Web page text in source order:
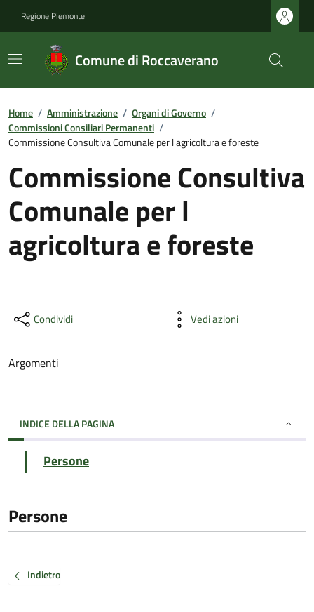
Regione Piemonte
Comune di Roccaverano
Home / Amministrazione / Organi di Governo /
Commissioni Consiliari Permanenti /
Commissione Consultiva Comunale per l agricoltura e foreste
Commissione Consultiva
Comunale per l
agricoltura e foreste
Condividi Vedi azioni
Argomenti
INDICE DELLA PAGINA
Persone
Persone
Indietro